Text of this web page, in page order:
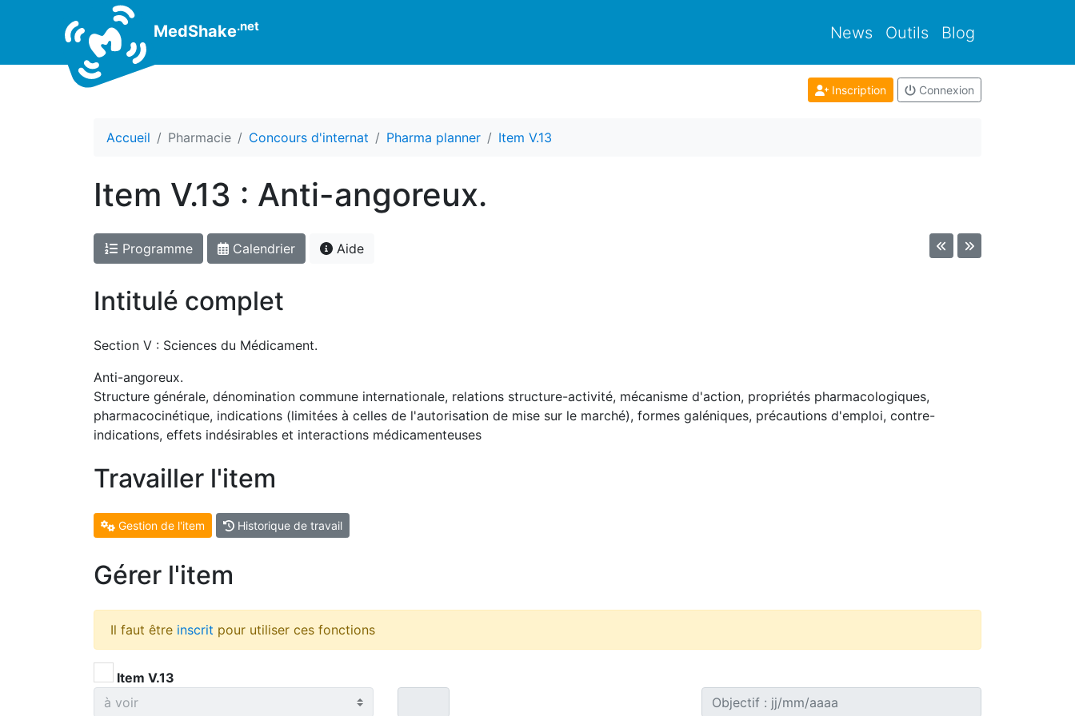
MedShake.net News Outils Blog
Inscription Connexion
Accueil Pharmacie Concours d'internat Pharma planner Item V.13
Item V.13 : Anti-angoreux.
Programme Calendrier Aide
Intitulé complet
Section V : Sciences du Médicament.
Anti-angoreux.
Structure générale, dénomination commune internationale, relations structure-activité, mécanisme d'action, propriétés pharmacologiques,
pharmacocinétique, indications (limitées à celles de l'autorisation de mise sur le marché), formes galéniques, précautions d'emploi, contre-
indications, effets indésirables et interactions médicamenteuses
Travailler l'item
Gestion de l'item Historique de travail
Gérer l'item
Il faut être inscrit pour utiliser ces fonctions
Item V.13